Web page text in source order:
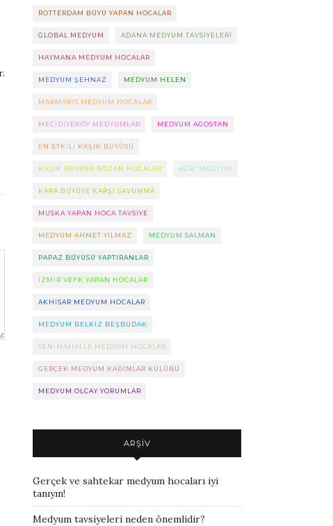
ROTTERDAM BÜYÜ YAPAN HOCALAR
GLOBAL MEDYUM ADANA MEDYUM TAVSIYELERI
HAYMANA MEDYUM HOCALAR
MEDYUM ŞEHNAZ MEDYUM HELEN
MARMARIS MEDYUM HOCALAR
MECIDIYEKÖY MEDYUMLAR MEDYUM AGOSTAN
EN ETKILI KAŞIK BÜYÜSÜ
KAŞIK BÜYÜSÜ BOZAN HOCALAR AĞRI MEDYUM
KARA BÜYÜYE KARŞI SAVUNMA
MUSKA YAPAN HOCA TAVSIYE
MEDYUM AHMET YILMAZ MEDYUM SALMAN
PAPAZ BÜYÜSÜ YAPTIRANLAR
IZMIR VEFK YAPAN HOCALAR
AKHISAR MEDYUM HOCALAR
MEDYUM BELKIZ BEŞBUDAK
YENIMAHALLE MEDYUM HOCALAR
GERÇEK MEDYUM KADINLAR KULÜBÜ
MEDYUM OLCAY YORUMLAR
ARŞIV
Gerçek ve sahtekar medyum hocaları iyi
tanıyın!
Medyum tavsiyeleri neden önemlidir?